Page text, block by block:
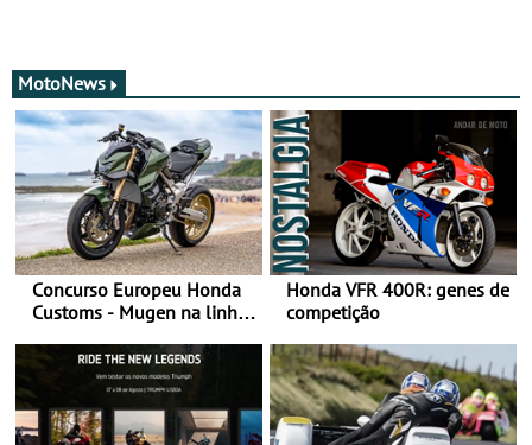
MotoNews
Concurso Europeu Honda
Customs - Mugen na linha
ganhar
Honda VFR 400R: genes de
competição